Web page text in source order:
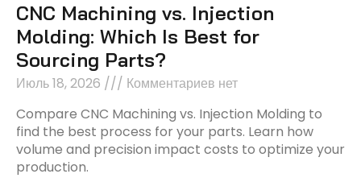
CNC Machining vs. Injection
Molding: Which Is Best for
Sourcing Parts?
Июль 18, 2026
Комментариев нет
Compare CNC Machining vs. Injection Molding to
find the best process for your parts. Learn how
volume and precision impact costs to optimize your
production.